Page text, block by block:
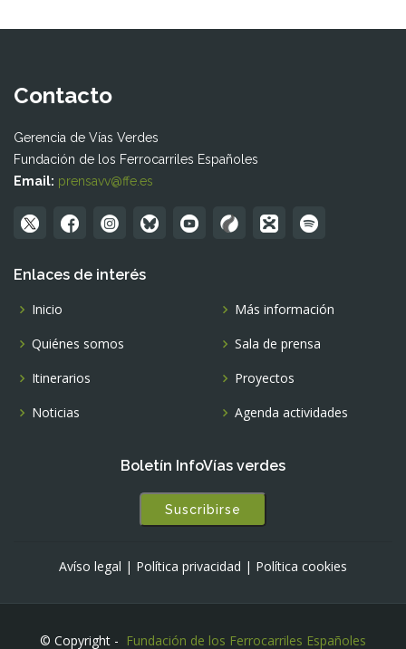
Contacto
Gerencia de Vías Verdes
Fundación de los Ferrocarriles Españoles
Email: prensavv@ffe.es
Enlaces de interés
Inicio
Quiénes somos
Itinerarios
Noticias
Más información
Sala de prensa
Proyectos
Agenda actividades
Boletín InfoVías verdes
Suscribirse
Avíso legal | Política privacidad | Política cookies
© Copyright - Fundación de los Ferrocarriles Españoles